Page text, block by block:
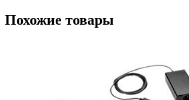
Похожие товары